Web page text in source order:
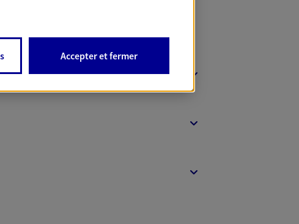
Accepter et fermer